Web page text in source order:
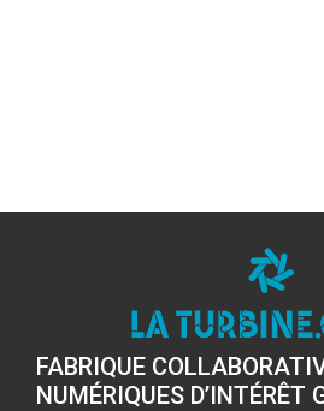
FABRIQUE
NUMÉRIQUES D’INTÉRÊT